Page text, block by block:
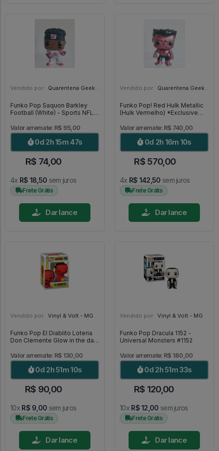
Vendido por: Quarentena Geek Store - SP
Funko Pop Saquon Barkley
Football (White) - Sports NFL
Valor arremate: R$ 95,00
0d 2h 15m 46s
R$ 74,00
4x R$ 18,50 sem juros
Frete Grátis
Dar lance
Vendido por: Quarentena Geek Store - SP
Funko Pop! Red Hulk Metallic
(Hulk Vermelho) *Exclusive
Marvel #31
Valor arremate: R$ 740,00
0d 2h 16m 9s
R$ 570,00
4x R$ 142,50 sem juros
Frete Grátis
Dar lance
Vendido por: Vinyl & Volt - MG
Funko Pop El Diablito Loteria
Don Clemente Glow in the dark
#03
Valor arremate: R$ 130,00
0d 2h 51m 9s
R$ 90,00
10x R$ 9,00 sem juros
Frete Grátis
Dar lance
Vendido por: Vinyl & Volt - MG
Funko Pop Dracula 1152 -
Universal Monsters #1152
Valor arremate: R$ 180,00
0d 2h 51m 32s
R$ 120,00
10x R$ 12,00 sem juros
Frete Grátis
Dar lance